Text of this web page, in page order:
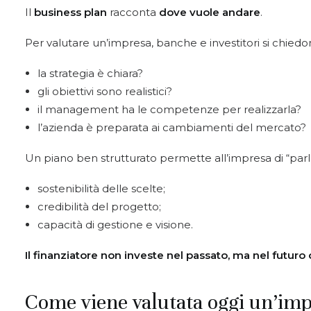
Il business plan racconta dove vuole andare.
Per valutare un’impresa, banche e investitori si
la strategia è chiara?
gli obiettivi sono realistici?
il management ha le competenze per realizzarla?
l’azienda è preparata ai cambiamenti del mercato?
Un piano ben strutturato permette all’impresa di
sostenibilità delle scelte;
credibilità del progetto;
capacità di gestione e visione.
Il finanziatore non investe nel passato, ma nel futuro
Come viene valutata oggi